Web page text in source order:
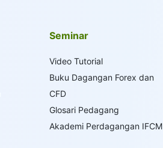
Seminar
Video Tutorial
Buku Dagangan Forex dan
CFD
Glosari Pedagang
Akademi Perdagangan IFCM